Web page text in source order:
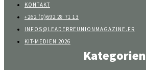
KONTAKT
+262 (0)692 28 71 13
INFOS@LEADERREUNIONMAGAZINE.FR
KIT-MEDIEN 2026
Kategorien